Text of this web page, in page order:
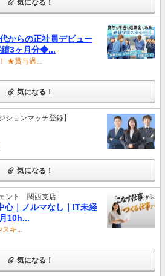
気になる！
からの正社員デビュー
3ヶ月分◆...
★賞与過...
気になる！
ションマッチ登録】
気になる！
ント 関西支店
心｜ノルマなし｜IT未経
10h...
キ...
気になる！